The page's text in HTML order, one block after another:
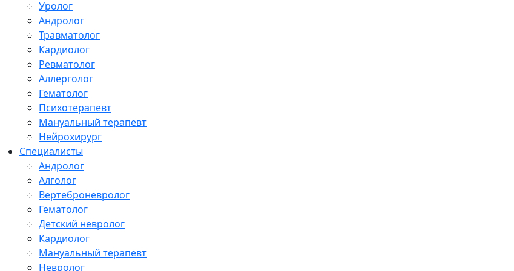
Уролог
Андролог
Травматолог
Кардиолог
Ревматолог
Аллерголог
Гематолог
Психотерапевт
Мануальный терапевт
Нейрохирург
Специалисты
Андролог
Алголог
Вертеброневролог
Гематолог
Детский невролог
Кардиолог
Мануальный терапевт
Невролог